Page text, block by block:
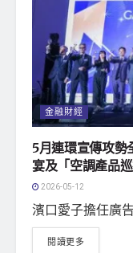
金融財經
5月連環宣傳攻勢
宴及「空調產品巡
2026-05-12
濱口愛子擔任廣
閱讀更多